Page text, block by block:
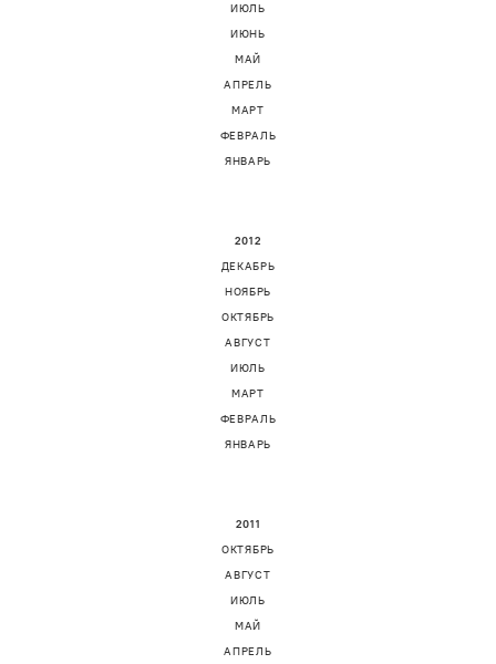
ИЮЛЬ
ИЮНЬ
МАЙ
АПРЕЛЬ
МАРТ
ФЕВРАЛЬ
ЯНВАРЬ
2012
ДЕКАБРЬ
НОЯБРЬ
ОКТЯБРЬ
АВГУСТ
ИЮЛЬ
МАРТ
ФЕВРАЛЬ
ЯНВАРЬ
2011
ОКТЯБРЬ
АВГУСТ
ИЮЛЬ
МАЙ
АПРЕЛЬ